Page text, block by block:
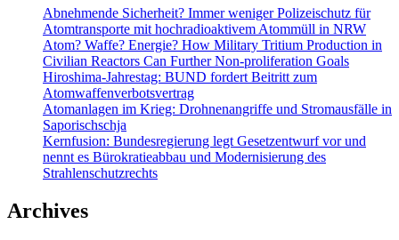
Rekommunalisierung
der
Energienetze
Abnehmende Sicherheit? Immer weniger Polizeischutz für
Atomtransporte mit hochradioaktivem Atommüll in NRW
Atom? Waffe? Energie? How Military Tritium Production in
Civilian Reactors Can Further Non-proliferation Goals
Hiroshima-Jahrestag: BUND fordert Beitritt zum
Atomwaffenverbotsvertrag
Atomanlagen im Krieg: Drohnenangriffe und Stromausfälle in
Saporischschja
Kernfusion: Bundesregierung legt Gesetzentwurf vor und
nennt es Bürokratieabbau und Modernisierung des
Strahlenschutzrechts
Archives